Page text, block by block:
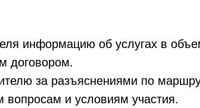
информацию об услугах в
договором.
за разъяснениями по
вопросам и условиям участия.